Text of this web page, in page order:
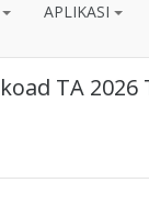
APLIKASI
TA